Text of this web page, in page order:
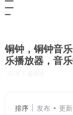
铜钟，铜钟音
乐播放器，音
排序 发布 更新